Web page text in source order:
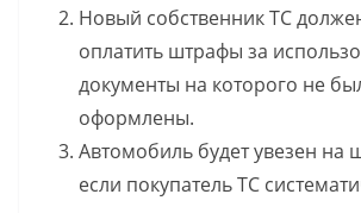
Новый собственник ТС
оплатить штрафы за
документы на которого не
оформлены.
Автомобиль будет увезен на
если покупатель ТС